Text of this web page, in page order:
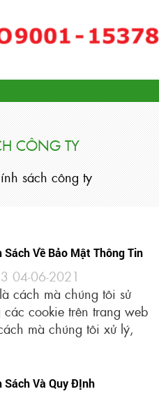
CÔNG TY
sách công ty
Sách Về Bảo Mật Thông Tin
04-06-2021
cách mà chúng tôi sử
các cookie trên trang web
mà chúng tôi xử lý,
Sách Và Quy ĐỊnh